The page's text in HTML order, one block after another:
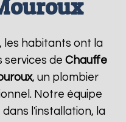
les habitants ont la
services de Chauffe
, un plombier
Notre équipe
l'installation, la